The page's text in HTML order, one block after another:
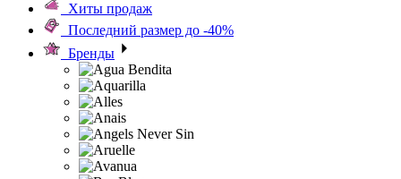
Хиты продаж
Последний размер до -40%
Бренды